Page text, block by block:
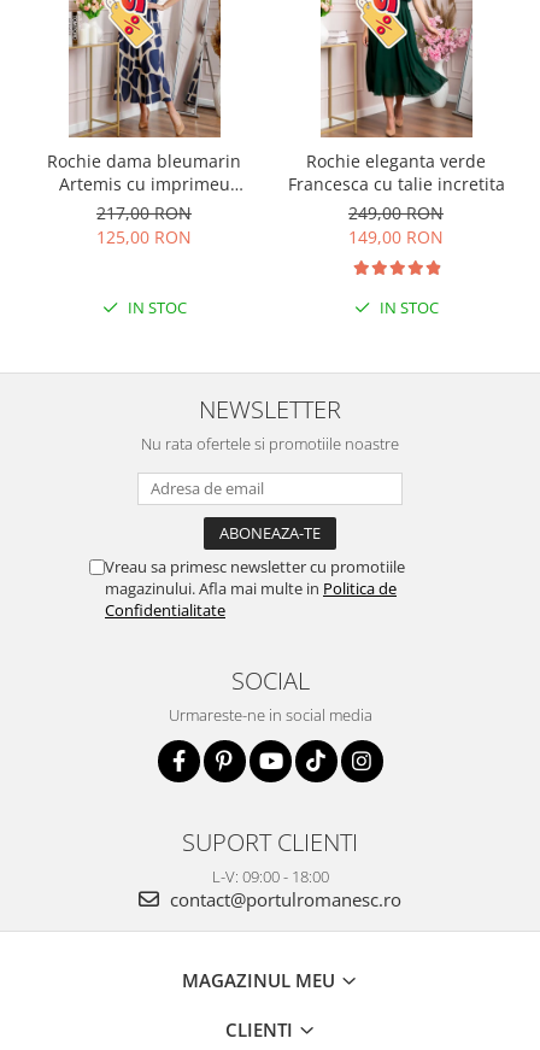
Rochie dama bleumarin
Artemis cu imprimeu
abstract si cordon in talie
217,00 RON
125,00 RON
IN STOC
Rochie eleganta verde
Francesca cu talie incretita
249,00 RON
149,00 RON
IN STOC
NEWSLETTER
Nu rata ofertele si promotiile noastre
Vreau sa primesc newsletter cu promotiile
magazinului. Afla mai multe in Politica de
Confidentialitate
SOCIAL
Urmareste-ne in social media
SUPORT CLIENTI
L-V: 09:00 - 18:00
contact@portulromanesc.ro
MAGAZINUL MEU
CLIENTI